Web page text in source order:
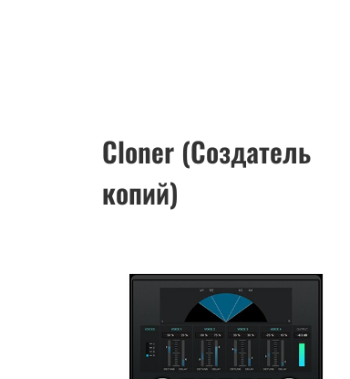
Cloner (Создатель
копий)